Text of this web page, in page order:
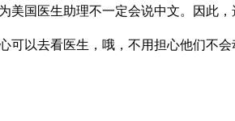
国医生助理不一定会说中文。因此
以去看医生，哦，不用担心他们不会